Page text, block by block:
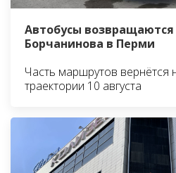
Автобусы возвращаются
Борчанинова в Перми
Часть маршрутов вернётся
траектории 10 августа